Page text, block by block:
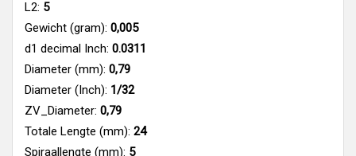
L2: 5
Gewicht (gram): 0,005
d1 decimal Inch: 0.0311
Diameter (mm): 0,79
Diameter (Inch): 1/32
ZV_Diameter: 0,79
Totale Lengte (mm): 24
Spiraallengte (mm): 5